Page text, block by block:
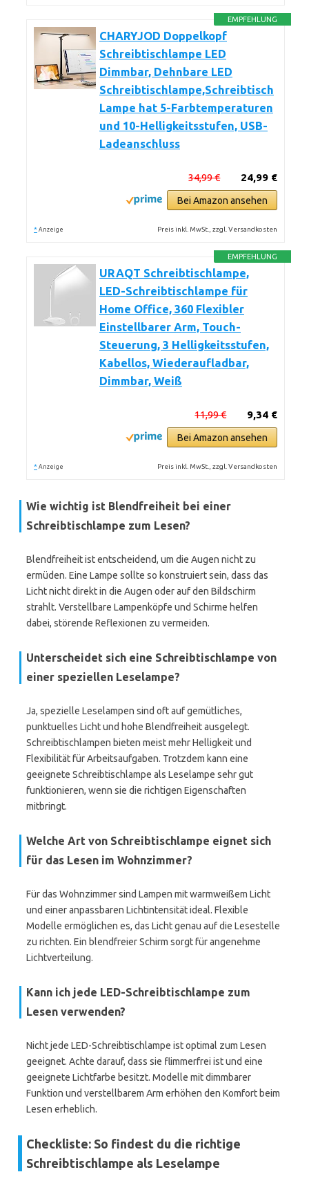
EMPFEHLUNG
CHARYJOD Doppelkopf
Schreibtischlampe LED
Dimmbar, Dehnbare LED
Schreibtischlampe,Schreibtisch
Lampe hat 5-Farbtemperaturen
und 10-Helligkeitsstufen, USB-
Ladeanschluss
24,99 €
34,99 €
Bei Amazon ansehen
* Anzeige Preis inkl. MwSt., zzgl. Versandkosten
EMPFEHLUNG
URAQT Schreibtischlampe,
LED-Schreibtischlampe für
Home Office, 360 Flexibler
Einstellbarer Arm, Touch-
Steuerung, 3 Helligkeitsstufen,
Kabellos, Wiederaufladbar,
Dimmbar, Weiß
9,34 €
11,99 €
Bei Amazon ansehen
* Anzeige Preis inkl. MwSt., zzgl. Versandkosten
Wie wichtig ist Blendfreiheit bei einer
Schreibtischlampe zum Lesen?
Blendfreiheit ist entscheidend, um die Augen nicht zu
ermüden. Eine Lampe sollte so konstruiert sein, dass das
Licht nicht direkt in die Augen oder auf den Bildschirm
strahlt. Verstellbare Lampenköpfe und Schirme helfen
dabei, störende Reflexionen zu vermeiden.
Unterscheidet sich eine Schreibtischlampe von
einer speziellen Leselampe?
Ja, spezielle Leselampen sind oft auf gemütliches,
punktuelles Licht und hohe Blendfreiheit ausgelegt.
Schreibtischlampen bieten meist mehr Helligkeit und
Flexibilität für Arbeitsaufgaben. Trotzdem kann eine
geeignete Schreibtischlampe als Leselampe sehr gut
funktionieren, wenn sie die richtigen Eigenschaften
mitbringt.
Welche Art von Schreibtischlampe eignet sich
für das Lesen im Wohnzimmer?
Für das Wohnzimmer sind Lampen mit warmweißem Licht
und einer anpassbaren Lichtintensität ideal. Flexible
Modelle ermöglichen es, das Licht genau auf die Lesestelle
zu richten. Ein blendfreier Schirm sorgt für angenehme
Lichtverteilung.
Kann ich jede LED-Schreibtischlampe zum
Lesen verwenden?
Nicht jede LED-Schreibtischlampe ist optimal zum Lesen
geeignet. Achte darauf, dass sie flimmerfrei ist und eine
geeignete Lichtfarbe besitzt. Modelle mit dimmbarer
Funktion und verstellbarem Arm erhöhen den Komfort beim
Lesen erheblich.
Checkliste: So findest du die richtige
Schreibtischlampe als Leselampe